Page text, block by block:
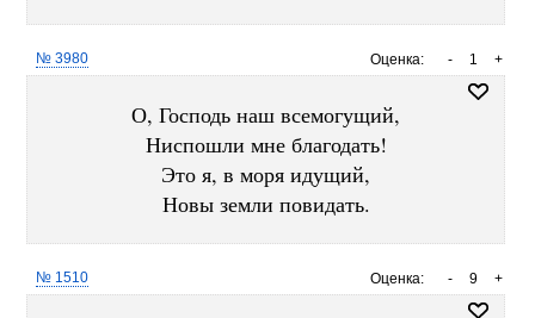
Оценка: +
1
-
№ 3980
О, Господь наш всемогущий,
Ниспошли мне благодать!
Это я, в моря идущий,
Новы земли повидать.
Оценка: +
9
-
№ 1510